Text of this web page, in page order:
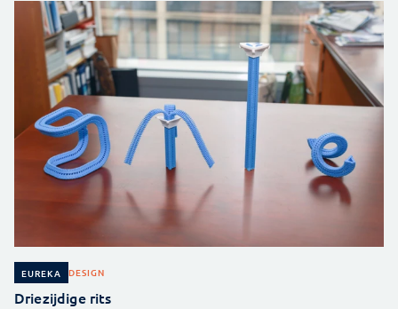
EUREKA DESIGN
Driezijdige rits